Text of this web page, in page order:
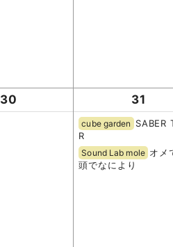
30 31
cube garden SABER
R
Sound Lab mole オメ
頭でなにより